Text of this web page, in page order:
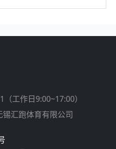
（工作日9:00~17:00）
汇跑体育有限公司